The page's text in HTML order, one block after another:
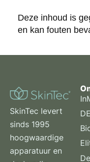
Deze inhoud is
en kan fouten
SkinTec levert
sinds 1995
hoogwaardige
apparatuur en